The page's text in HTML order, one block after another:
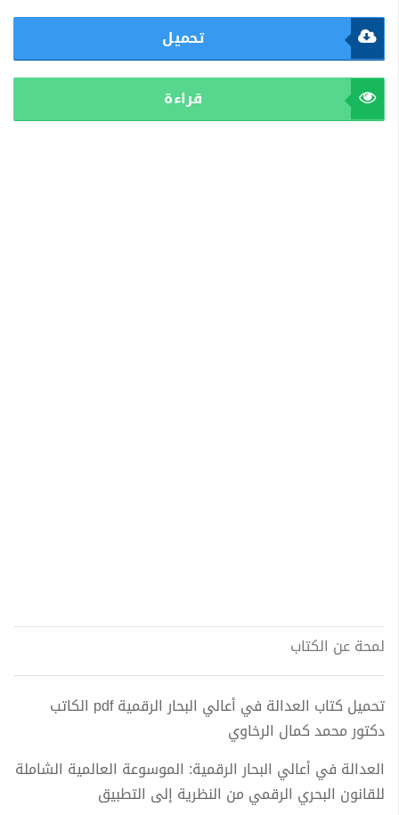
تحميل
قراءة
لمحة عن الكتاب
تحميل كتاب العدالة في أعالي البحار الرقمية pdf الكاتب
دكتور محمد كمال الرخاوي
العدالة في أعالي البحار الرقمية: الموسوعة العالمية الشاملة
للقانون البحري الرقمي من النظرية إلى التطبيق